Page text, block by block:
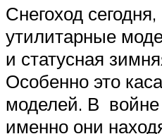
Снегоход
утилитарные
и статусная
Особенно это
моделей. В войне
именно они